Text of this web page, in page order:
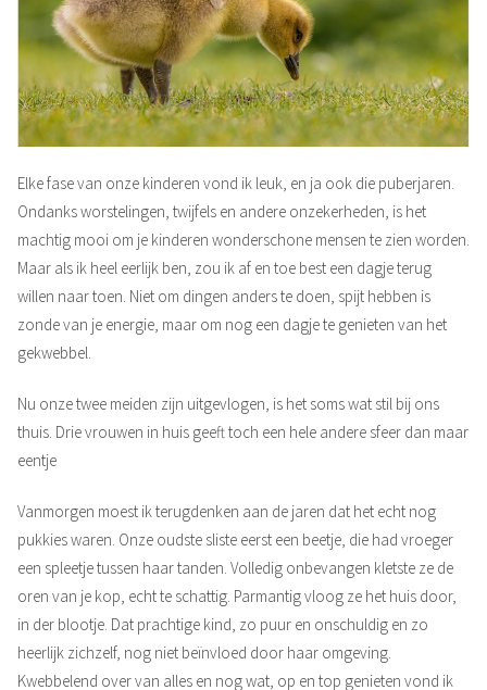
Elke fase van onze kinderen vond ik leuk, en ja ook die puberjaren.
Ondanks worstelingen, twijfels en andere onzekerheden, is het
machtig mooi om je kinderen wonderschone mensen te zien worden.
Maar als ik heel eerlijk ben, zou ik af en toe best een dagje terug
willen naar toen. Niet om dingen anders te doen, spijt hebben is
zonde van je energie, maar om nog een dagje te genieten van het
gekwebbel.
Nu onze twee meiden zijn uitgevlogen, is het soms wat stil bij ons
thuis. Drie vrouwen in huis geeft toch een hele andere sfeer dan maar
eentje
Vanmorgen moest ik terugdenken aan de jaren dat het echt nog
pukkies waren. Onze oudste sliste eerst een beetje, die had vroeger
een spleetje tussen haar tanden. Volledig onbevangen kletste ze de
oren van je kop, echt te schattig. Parmantig vloog ze het huis door,
in der blootje. Dat prachtige kind, zo puur en onschuldig en zo
heerlijk zichzelf, nog niet beïnvloed door haar omgeving.
Kwebbelend over van alles en nog wat, op en top genieten vond ik